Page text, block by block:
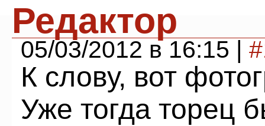
Редактор
05/03/2012 в 16:15 |
К слову, вот
Уже тогда торец